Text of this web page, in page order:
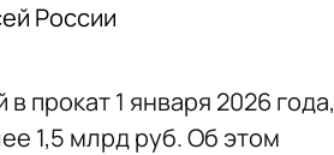
России
прокат 1 января 2026 года,
1,5 млрд руб. Об этом